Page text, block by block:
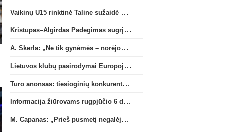
Vaikinų U15 rinktinė Taline sužaidė pirmąsias kontrolines rungtynes
Kristupas–Algirdas Padegimas sugrįžta į FC „Hegelmann” B sudėtį
A. Skerla: „Ne tik gynėmės – norėjome atakuoti“
Lietuvos klubų pasirodymai Europoje: patirti pralaimėjimai Kroatijos atstovams
Turo anonsas: tiesioginių konkurentų dvikova Gargžduose
Informacija žiūrovams rugpjūčio 6 d. UEFA rungtynėms
M. Capanas: „Prieš pusmetį negalėjau net įsivaizduoti, kad žaisime prieš „Hajduk“